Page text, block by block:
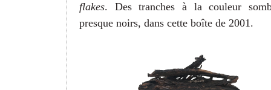
flakes. Des tranches à la couleur
presque noirs, dans cette boîte de 2001.